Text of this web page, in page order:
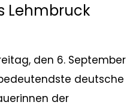
Lehmbruck
den 6. September
deutsche
der